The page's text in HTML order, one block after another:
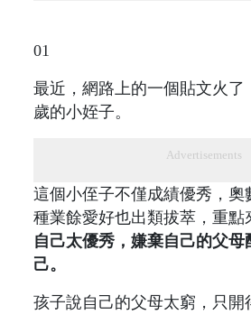
01
最近，網路上的一個貼文火了
歲的小姪子。
Advertisements
這個小侄子不僅成績優秀，奧
種業餘愛好也出類拔萃，重點
自己太優秀，嫌棄自己的父母
己。
孩子說自己的父母太窮，只開